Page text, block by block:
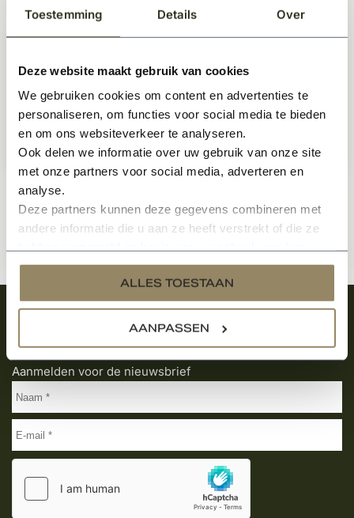
Toestemming Details Over
Deze website maakt gebruik van cookies
We gebruiken cookies om content en advertenties te
personaliseren, om functies voor social media te bieden
en om ons websiteverkeer te analyseren.
Ook delen we informatie over uw gebruik van onze site
met onze partners voor social media, adverteren en
analyse.
Deze partners kunnen deze gegevens combineren met
andere informatie die u aan ze heeft verstrekt of die ze
services.
ALLES TOESTAAN
AANPASSEN
Toilet beslag Nero Legno serie
46,99Per stuk
Meld je aan en ontvang het laatste nieuws
over onze kempische bouwstijl!
Aanmelden voor de nieuwsbrief